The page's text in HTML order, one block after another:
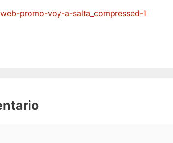
promo-voy-a-salta_compressed-1